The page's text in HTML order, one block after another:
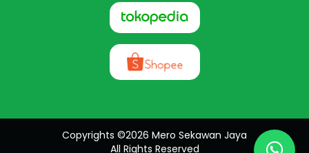
Copyrights ©2026 Mero Sekawan Jaya
All Rights Reserved